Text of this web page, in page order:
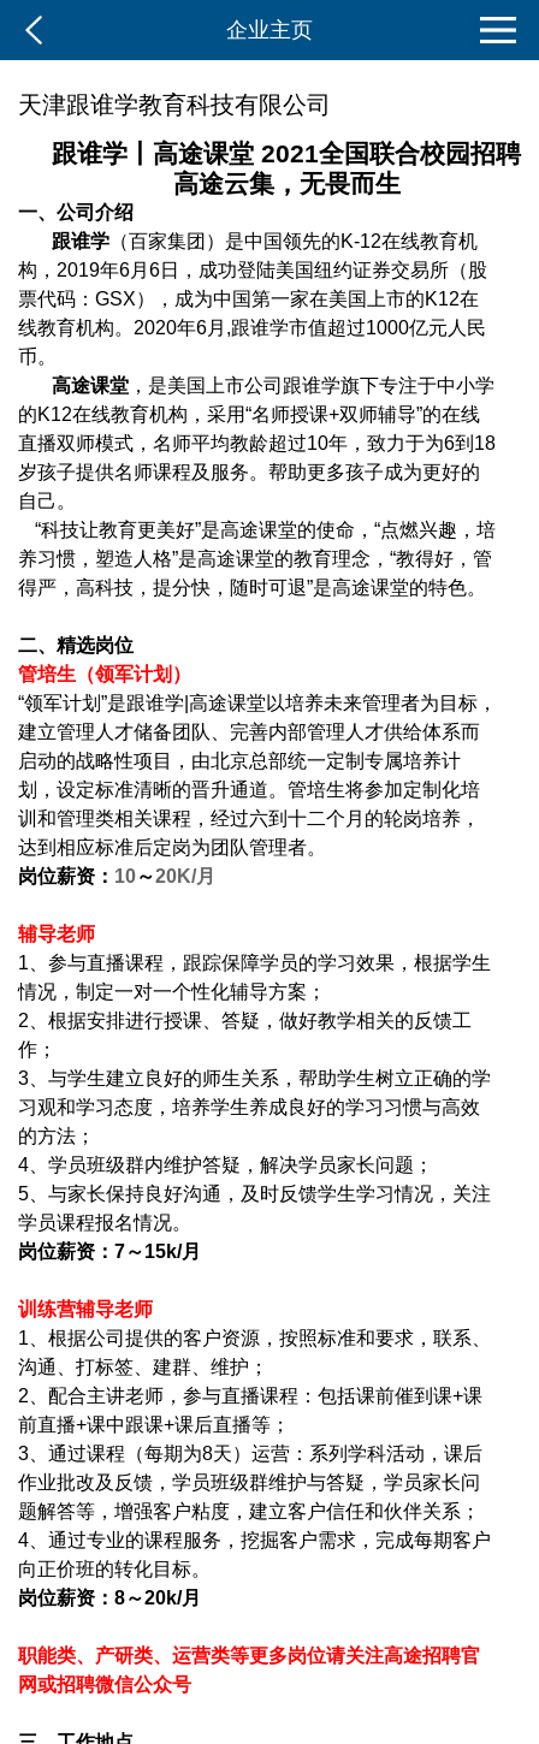
企业主页
天津跟谁学教育科技有限公司
跟谁学丨高途课堂 2021全国联合校园招聘
高途云集，无畏而生
一、公司介绍
跟谁学 （百家集团）是中国领先的K-12在线教育机
构，2019年6月6日，成功登陆美国纽约证券交易所（股
票代码：GSX），成为中国第一家在美国上市的K12在
线教育机构。2020年6月,跟谁学市值超过1000亿元人民
币。
高途课堂 ，是美国上市公司跟谁学旗下专注于中小学
的K12在线教育机构，采用“名师授课+双师辅导”的在线
直播双师模式，名师平均教龄超过10年，致力于为6到18
岁孩子提供名师课程及服务。帮助更多孩子成为更好的
自己。
“科技让教育更美好”是高途课堂的使命，“点燃兴趣，培
养习惯，塑造人格”是高途课堂的教育理念，“教得好，管
得严，高科技，提分快，随时可退”是高途课堂的特色。
二、精选岗位
管培生（领军计划）
“领军计划”是跟谁学|高途课堂以培养未来管理者为目标，
建立管理人才储备团队、完善内部管理人才供给体系而
启动的战略性项目，由北京总部统一定制专属培养计
划，设定标准清晰的晋升通道。管培生将参加定制化培
训和管理类相关课程，经过六到十二个月的轮岗培养，
达到相应标准后定岗为团队管理者。
岗位薪资： 10～20K/月
辅导老师
1 、参与直播课程，跟踪保障学员的学习效果，根据学生
情况，制定一对一个性化辅导方案；
2 、根据安排进行授课、答疑，做好教学相关的反馈工
作；
3 、与学生建立良好的师生关系，帮助学生树立正确的学
习观和学习态度，培养学生养成良好的学习习惯与高效
的方法；
4 、学员班级群内维护答疑，解决学员家长问题；
5 、与家长保持良好沟通，及时反馈学生学习情况，关注
学员课程报名情况。
岗位薪资：7～15k/月
训练营辅导老师
1 、根据公司提供的客户资源，按照标准和要求，联系、
沟通、打标签、建群、维护；
2 、配合主讲老师，参与直播课程：包括课前催到课+课
前直播+课中跟课+课后直播等；
3 、通过课程（每期为8天）运营：系列学科活动，课后
作业批改及反馈，学员班级群维护与答疑，学员家长问
题解答等，增强客户粘度，建立客户信任和伙伴关系；
4 、通过专业的课程服务，挖掘客户需求，完成每期客户
向正价班的转化目标。
岗位薪资：8～20k/月
职能类、产研类、运营类等更多岗位请关注高途招聘官
网或招聘微信公众号